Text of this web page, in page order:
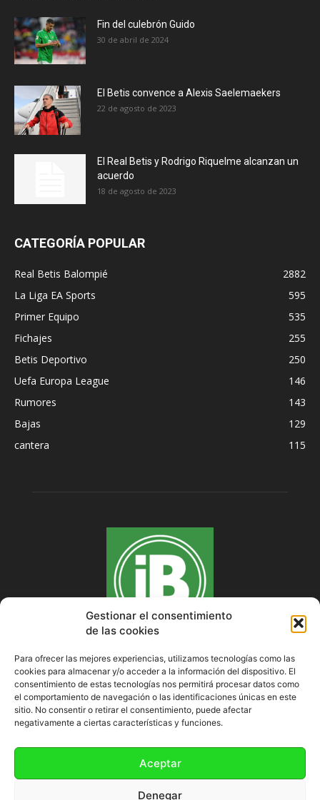
Gestionar el consentimiento
de las cookies
Para ofrecer las mejores experiencias, utilizamos tecnologías como las
cookies para almacenar y/o acceder a la información del dispositivo. El
consentimiento de estas tecnologías nos permitirá procesar datos como
el comportamiento de navegación o las identificaciones únicas en este
sitio. No consentir o retirar el consentimiento, puede afectar
negativamente a ciertas características y funciones.
Aceptar
Denegar
Fin del culebrón Guido
30 de abril de 2024
El Betis convence a Alexis Saelemaekers
22 de agosto de 2023
El Real Betis y Rodrigo Riquelme alcanzan un
acuerdo
18 de agosto de 2023
CATEGORÍA POPULAR
Real Betis Balompié
2882
La Liga EA Sports
595
Primer Equipo
535
Fichajes
255
Betis Deportivo
250
Uefa Europa League
146
Rumores
143
Bajas
129
cantera
115
SOBRE NOSOTROS